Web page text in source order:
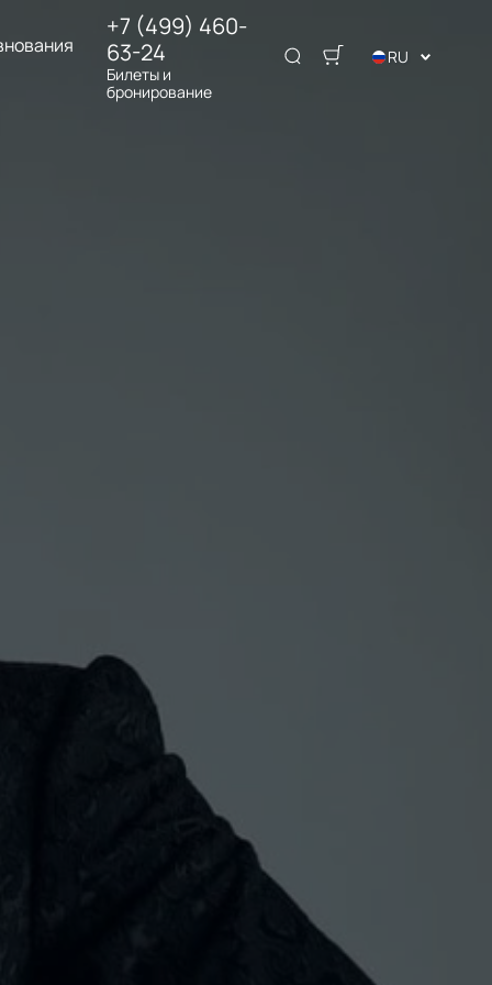
+7 (499) 460-
63-24
Билеты и
бронирование
RU